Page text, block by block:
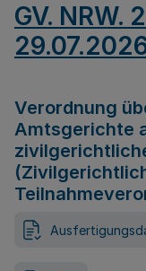
GV. NRW.
Verordnung
Amtsgerichte